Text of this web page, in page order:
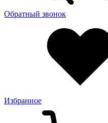
Обратный звонок
Избранное